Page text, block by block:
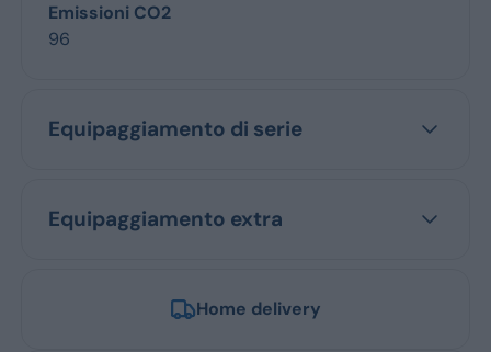
Emissioni CO2
96
Equipaggiamento di serie
Equipaggiamento extra
Home delivery